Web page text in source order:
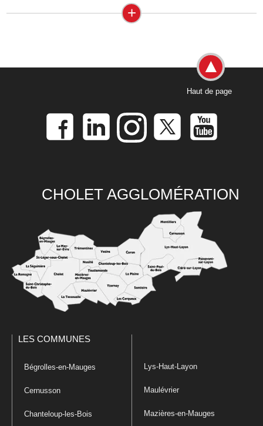
+
Haut de page
CHOLET AGGLOMÉRATION
LES COMMUNES
Bégrolles-en-Mauges
Cernusson
Chanteloup-les-Bois
Lys-Haut-Layon
Maulévrier
Mazières-en-Mauges